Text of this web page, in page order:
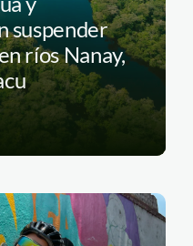
suspender
ríos Nanay,